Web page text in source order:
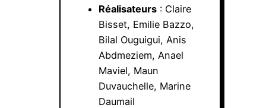
Réalisateurs : Claire
Bisset, Emilie Bazzo,
Bilal Ouguigui, Anis
Abdmeziem, Anael
Maviel, Maun
Duvauchelle, Marine
Daumail